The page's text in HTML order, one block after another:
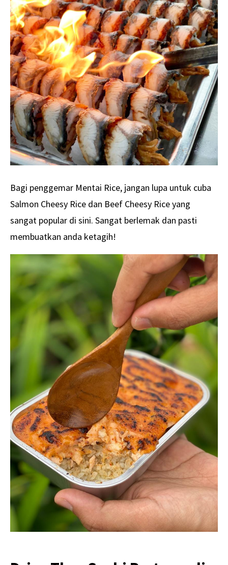
Bagi penggemar Mentai Rice, jangan lupa untuk cuba
Salmon Cheesy Rice dan Beef Cheesy Rice yang
sangat popular di sini. Sangat berlemak dan pasti
membuatkan anda ketagih!